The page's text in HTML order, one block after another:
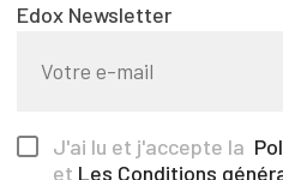
Edox Newsletter
J'ai lu et j'accepte la
et Les Conditions